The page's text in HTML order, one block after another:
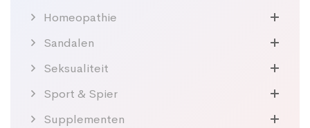
Homeopathie
Sandalen
Seksualiteit
Sport & Spier
Supplementen